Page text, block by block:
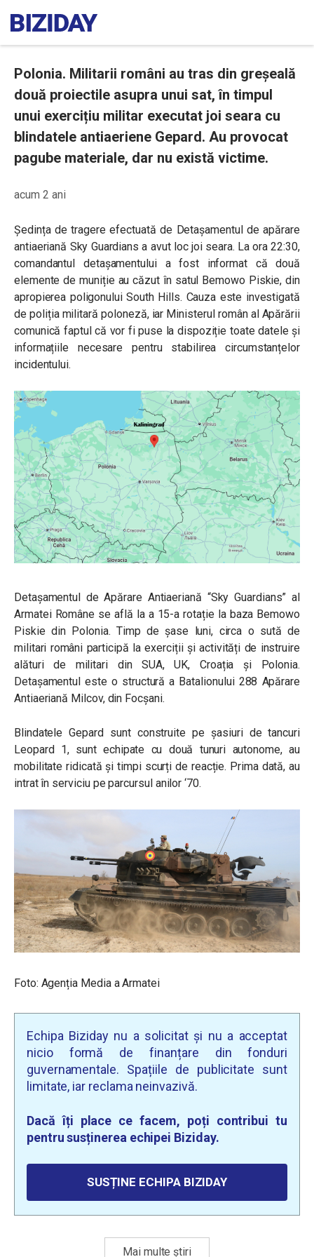
Polonia. Militarii români au tras din greșeală
două proiectile asupra unui sat, în timpul
unui exercițiu militar executat joi seara cu
blindatele antiaeriene Gepard. Au provocat
pagube materiale, dar nu există victime.
acum 2 ani
Ședința de tragere efectuată de Detașamentul de apărare
antiaeriană Sky Guardians a avut loc joi seara. La ora 22:30,
comandantul detașamentului a fost informat că două
elemente de muniție au căzut în satul Bemowo Piskie, din
apropierea poligonului South Hills. Cauza este investigată
de poliția militară poloneză, iar Ministerul român al Apărării
comunică faptul că vor fi puse la dispoziție toate datele și
informațiile necesare pentru stabilirea circumstanțelor
incidentului.
Detașamentul de Apărare Antiaeriană “Sky Guardians” al
Armatei Române se află la a 15-a rotație la baza Bemowo
Piskie din Polonia. Timp de șase luni, circa o sută de
militari români participă la exerciții și activități de instruire
alături de militari din SUA, UK, Croația și Polonia.
Detașamentul este o structură a Batalionului 288 Apărare
Antiaeriană Milcov, din Focșani.
Blindatele Gepard sunt construite pe șasiuri de tancuri
Leopard 1, sunt echipate cu două tunuri autonome, au
mobilitate ridicată și timpi scurți de reacție. Prima dată, au
intrat în serviciu pe parcursul anilor ‘70.
Foto: Agenția Media a Armatei
Echipa Biziday nu a solicitat și nu a acceptat
nicio formă de finanțare din fonduri
guvernamentale. Spațiile de publicitate sunt
limitate, iar reclama neinvazivă.
Dacă îți place ce facem, poți contribui tu
pentru susținerea echipei Biziday.
SUSȚINE ECHIPA BIZIDAY
Mai multe știri